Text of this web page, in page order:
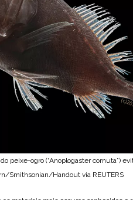
peixe-ogro (“Anoplogaster cornuta”)
Smithsonian/Handout via REUTERS